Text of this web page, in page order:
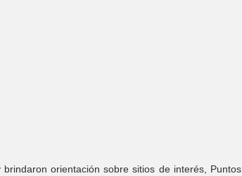
orientación sobre sitios de interés, Puntos